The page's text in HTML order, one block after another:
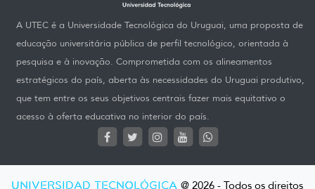
A UTEC é a Universidade Tecnológica do Uruguai, uma proposta de
educação universitária pública de perfil tecnológico, orientada à
pesquisa e à inovação. Comprometida com os alineamentos
estratégicos do país, aberta às necessidades do Uruguai produtivo,
que tem entre os seus objetivos centrais fazer mais equitativo o
acesso à oferta educativa no interior do país.
UNIVERSIDAD TECNOLÓGICA @ 2026 - Todos os direitos